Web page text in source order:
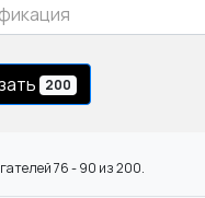
200
76 - 90 из 200.